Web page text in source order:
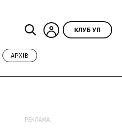
КЛУБ УП
АРХІВ
РЕКЛАМА: